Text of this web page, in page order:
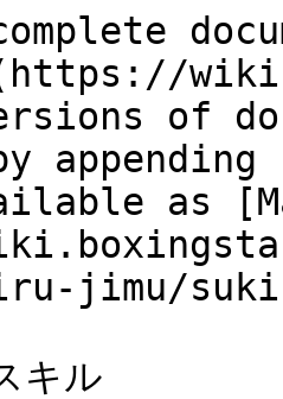
of
as
jimu/
キル